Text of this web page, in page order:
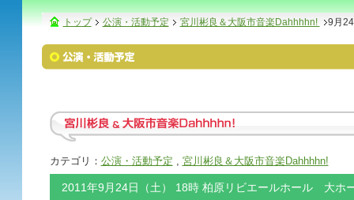
トップ 公演・活動予定 宮川彬良＆大阪市音楽Dahhhhn! 9月
カテゴリ： 公演・活動予定 宮川彬良＆大阪市音楽Dahhhhn!
2011年9月24日（土） 18時 柏原リビエールホール 大ホ